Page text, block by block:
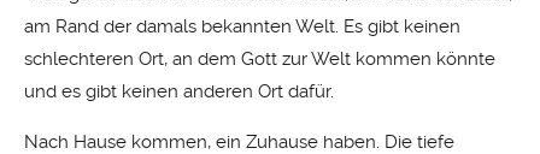
am Rand der damals bekannten Welt. Es gibt keinen
schlechteren Ort, an dem Gott zur Welt kommen könnte
und es gibt keinen anderen Ort dafür.
Nach Hause kommen, ein Zuhause haben. Die tiefe